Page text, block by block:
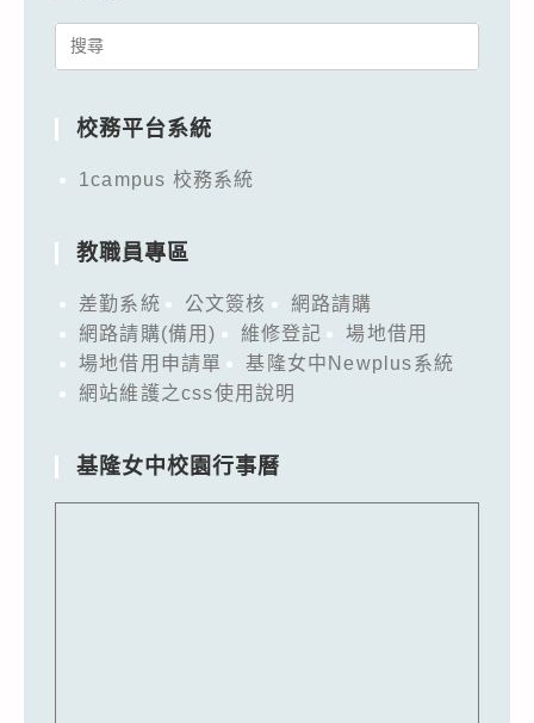
Search
校務平台系統
1campus 校務系統
教職員專區
差勤系統 公文簽核
網路請購
網路請購(備用)
維修登記
場地借用
場地借用申請單
基隆女中Newplus系統
網站維護之css使用說明
基隆女中校園行事曆